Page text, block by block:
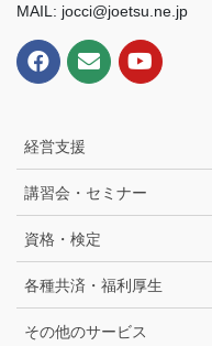
MAIL: jocci@joetsu.ne.jp
経営支援
講習会・セミナー
資格・検定
各種共済・福利厚生
その他のサービス